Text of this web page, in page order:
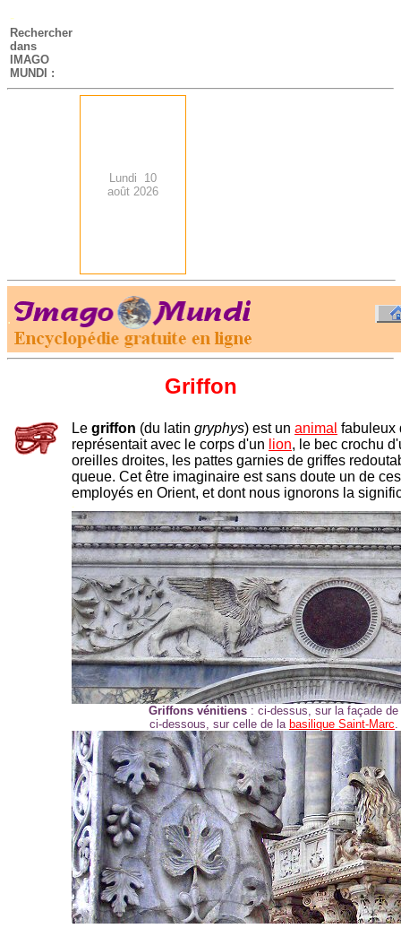
-
Rechercher
dans
IMAGO
MUNDI :
Lundi 10
août 2026
.
Griffon
Le griffon (du latin gryphys) est un animal fabuleux
représentait avec le corps d'un lion, le bec crochu
oreilles droites, les pattes garnies de griffes
queue. Cet être imaginaire est sans doute un de
employés en Orient, et dont nous ignorons la
-
Griffons vénitiens : ci-dessus, sur la façade
ci-dessous, sur celle de la basilique Saint-Marc.